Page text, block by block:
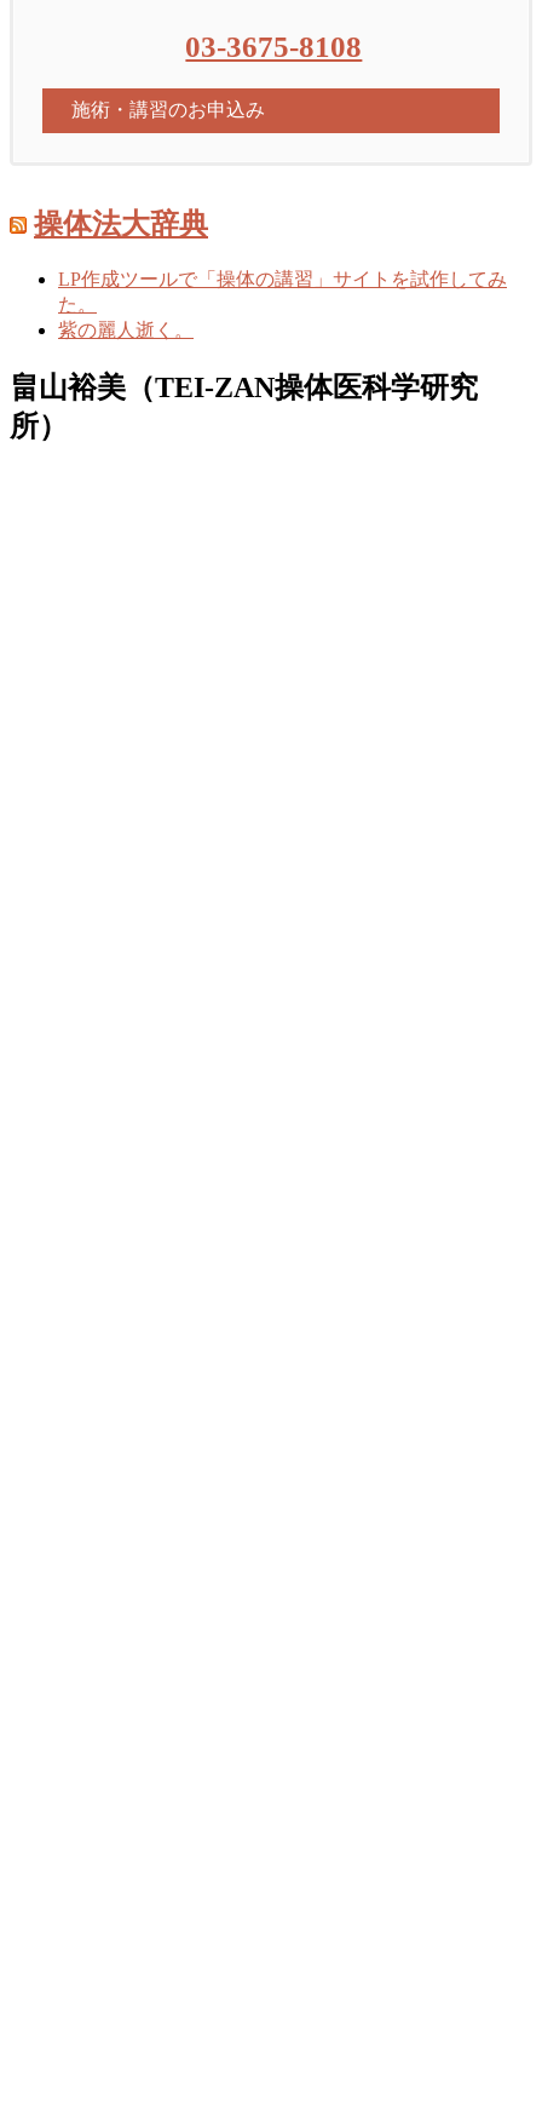
03-3675-8108
施術・講習のお申込み
操体法大辞典
LP作成ツールで「操体の講習」サイトを試作してみ
た。
紫の麗人逝く。
畠山裕美（TEI-ZAN操体医科学研究
所）